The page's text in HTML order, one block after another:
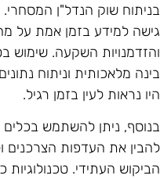
שוק הנדל"ן המסחרי.
למידע בזמן אמת על
השקעה. שימוש
מלאכותית וניתוח
נראות לעין בזמן רגיל.
ניתן להשתמש בכלים
את העדפות הצרכנים
העתידי. טכנולוגיות